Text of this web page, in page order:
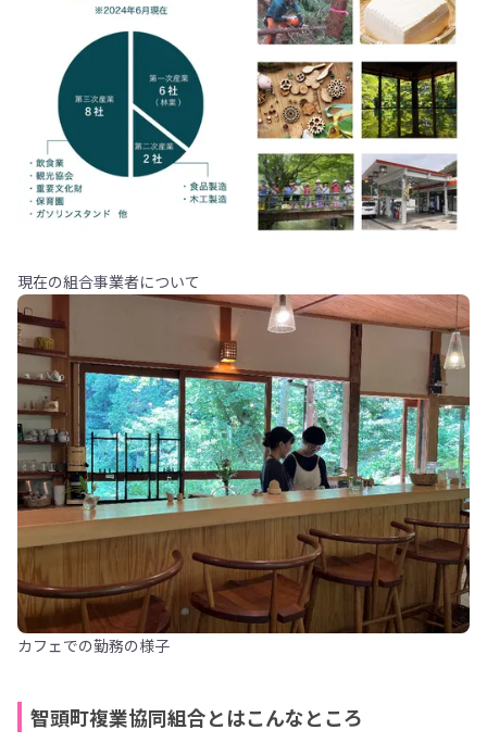
現在の組合事業者について
カフェでの勤務の様子
智頭町複業協同組合とはこんなところ